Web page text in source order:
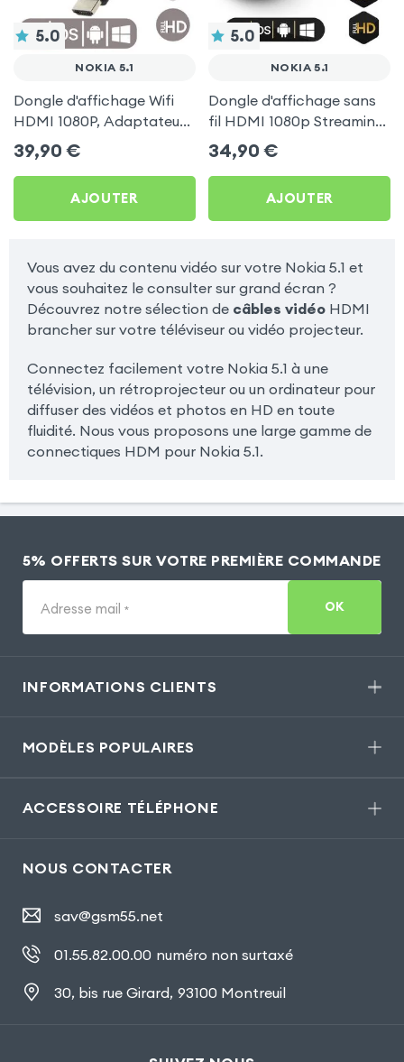
5.0
NOKIA 5.1
Dongle d'affichage Wifi
HDMI 1080P, Adaptateur
d'affichage Vidéo Sans-fil
TV pour Nokia 5.1
39,90 €
AJOUTER
5.0
NOKIA 5.1
Dongle d'affichage sans
fil HDMI 1080p Streaming,
récepteur vidéo TV
(compatible Miracast,
AirPlay, DLNA) pour Nokia
34,90 €
AJOUTER
Vous avez du contenu vidéo sur votre Nokia 5.1 et
vous souhaitez le consulter sur grand écran ?
Découvrez notre sélection de câbles vidéoHDMI
brancher sur votre téléviseur ou vidéo projecteur.
Connectez facilement votre Nokia 5.1 à une
télévision, un rétroprojecteur ou un ordinateur pour
diffuser des vidéos et photos en HD en toute
fluidité. Nous vous proposons une large gamme de
connectiques HDM pour Nokia 5.1.
5% OFFERTS SUR VOTRE PREMIÈRE COMMANDE
Adresse mail * OK
INFORMATIONS CLIENTS
MODÈLES POPULAIRES
ACCESSOIRE TÉLÉPHONE
NOUS CONTACTER
sav@gsm55.net
01.55.82.00.00 numéro non surtaxé
30, bis rue Girard, 93100 Montreuil